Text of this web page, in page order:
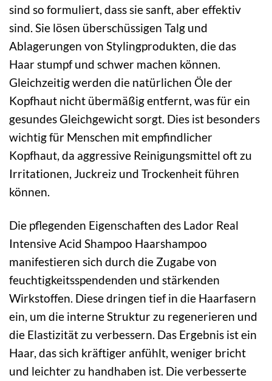
sind so formuliert, dass sie sanft, aber effektiv
sind. Sie lösen überschüssigen Talg und
Ablagerungen von Stylingprodukten, die das
Haar stumpf und schwer machen können.
Gleichzeitig werden die natürlichen Öle der
Kopfhaut nicht übermäßig entfernt, was für ein
gesundes Gleichgewicht sorgt. Dies ist besonders
wichtig für Menschen mit empfindlicher
Kopfhaut, da aggressive Reinigungsmittel oft zu
Irritationen, Juckreiz und Trockenheit führen
können.
Die pflegenden Eigenschaften des Lador Real
Intensive Acid Shampoo Haarshampoo
manifestieren sich durch die Zugabe von
feuchtigkeitsspendenden und stärkenden
Wirkstoffen. Diese dringen tief in die Haarfasern
ein, um die interne Struktur zu regenerieren und
die Elastizität zu verbessern. Das Ergebnis ist ein
Haar, das sich kräftiger anfühlt, weniger bricht
und leichter zu handhaben ist. Die verbesserte